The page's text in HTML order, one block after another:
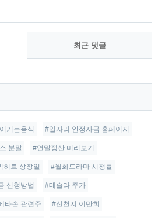
최근 댓글
기는음식 #일자리 안정자금 홈페이지
분말 #연말정산 미리보기
히트 상장일 #월화드라마 시청률
신청방법 #테슬라 주가
타손 관련주 #신천지 이만희